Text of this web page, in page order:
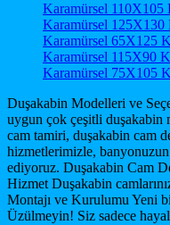
Karamürsel 110X105
Karamürsel 125X130
Karamürsel 65X125
Karamürsel 115X90
Karamürsel 75X105
Duşakabin Modelleri ve
uygun çok çeşitli duşakabin
cam tamiri, duşakabin cam
hizmetlerimizle, banyonuzun
ediyoruz. Duşakabin Cam
Hizmet Duşakabin
Montajı ve Kurulumu Yeni
Üzülmeyin! Siz sadece